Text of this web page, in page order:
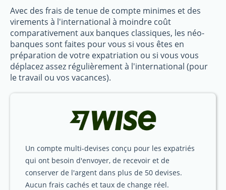
Avec des frais de tenue de compte minimes et des
virements à l'international à moindre coût
comparativement aux banques classiques, les néo-
banques sont faites pour vous si vous êtes en
préparation de votre expatriation ou si vous vous
déplacez assez régulièrement à l'international (pour
le travail ou vos vacances).
Un compte multi-devises conçu pour les expatriés
qui ont besoin d'envoyer, de recevoir et de
conserver de l'argent dans plus de 50 devises.
Aucun frais cachés et taux de change réel.